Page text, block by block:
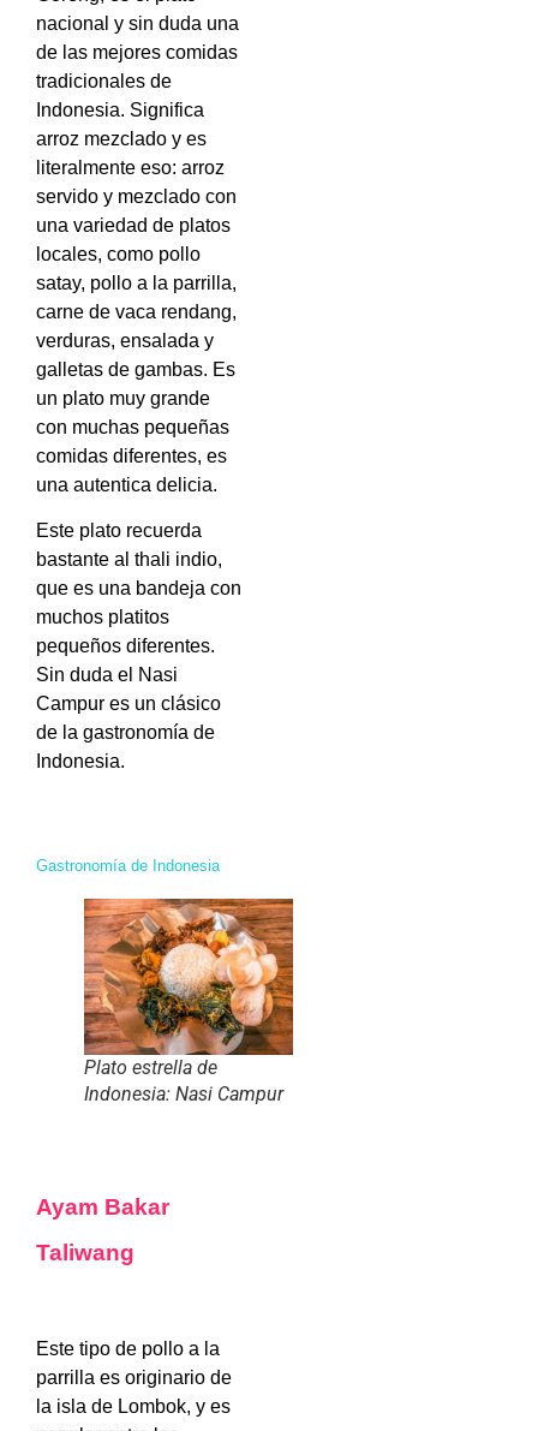
nacional y sin duda una
de las mejores comidas
tradicionales de
Indonesia. Significa
arroz mezclado y es
literalmente eso: arroz
servido y mezclado con
una variedad de platos
locales, como pollo
satay, pollo a la parrilla,
carne de vaca rendang,
verduras, ensalada y
galletas de gambas. Es
un plato muy grande
con muchas pequeñas
comidas diferentes, es
una autentica delicia.
Este plato recuerda
bastante al thali indio,
que es una bandeja con
muchos platitos
pequeños diferentes.
Sin duda el Nasi
Campur es un clásico
de la gastronomía de
Indonesia.
Gastronomía de Indonesia
Plato estrella de
Indonesia: Nasi Campur
Ayam Bakar
Taliwang
Este tipo de pollo a la
parrilla es originario de
la isla de Lombok, y es